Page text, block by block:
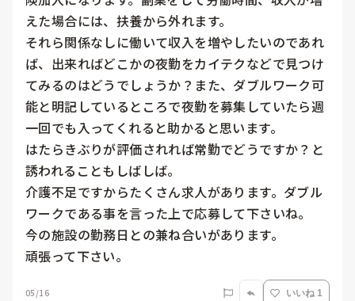
えた場合には、扶養から外れます。
それら関係なしに働いて収入を増やしたいのであれ
ば、出来ればどこかの夜勤をカイテクなどで見つけ
てみるのはどうでしょうか？また、ダブルワーク可
能と明記しているところで夜勤を募集していたら週
一回でも入ってくれると助かると思います。
はたらきぶりが評価されれば常勤でどうですか？と
誘われることもしばしば。
介護不足ですからたくさん求人があります。ダブル
ワークである事を言った上で応募して下さいね。
今の施設の勤務日との兼ね合いがあります。
頑張って下さい。
05/16 いいね 1